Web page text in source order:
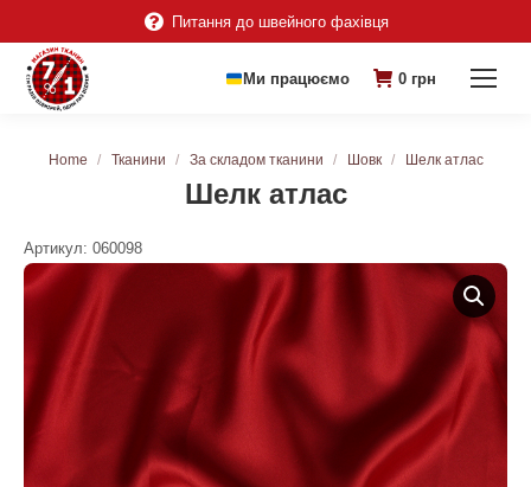
Питання до швейного фахівця
Ми працюємо 0 грн
Шелк атлас
You are here:
Home Тканини За складом тканини Шовк Шелк атлас
Артикул: 060098